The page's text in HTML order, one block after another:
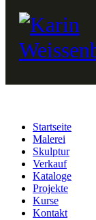
Startseite
Malerei
Skulptur
Verkauf
Kataloge
Projekte
Kurse
Kontakt